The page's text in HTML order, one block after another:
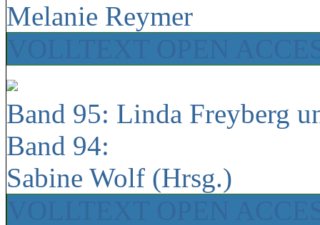
Melanie Reymer
Band 95: Linda Freyberg
Band 94:
Sabine Wolf (Hrsg.)